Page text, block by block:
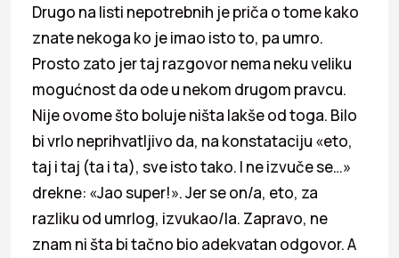
Drugo na listi nepotrebnih je priča o tome kako
znate nekoga ko je imao isto to, pa umro.
Prosto zato jer taj razgovor nema neku veliku
mogućnost da ode u nekom drugom pravcu.
Nije ovome što boluje ništa lakše od toga. Bilo
bi vrlo neprihvatljivo da, na konstataciju «eto,
taj i taj (ta i ta), sve isto tako. I ne izvuče se…»
drekne: «Jao super!». Jer se on/a, eto, za
razliku od umrlog, izvukao/la. Zapravo, ne
znam ni šta bi tačno bio adekvatan odgovor. A